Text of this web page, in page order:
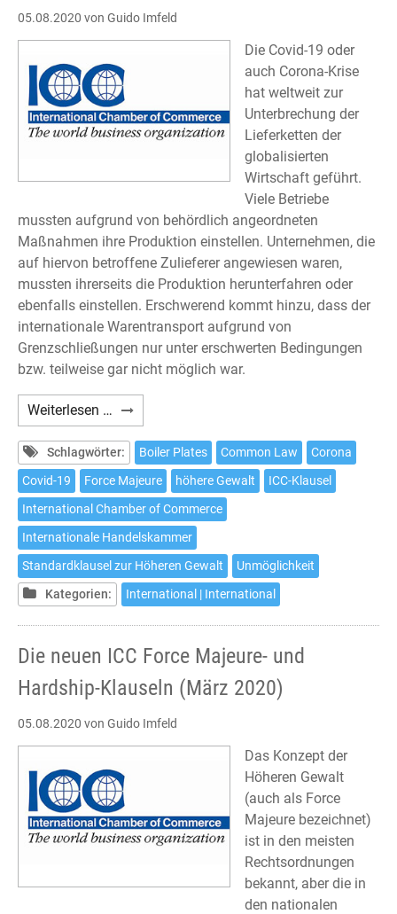
05.08.2020 von Guido Imfeld
Die Covid-19 oder
auch Corona-Krise
hat weltweit zur
Unterbrechung der
Lieferketten der
globalisierten
Wirtschaft geführt.
Viele Betriebe
mussten aufgrund von behördlich angeordneten
Maßnahmen ihre Produktion einstellen. Unternehmen, die
auf hiervon betroffene Zulieferer angewiesen waren,
mussten ihrerseits die Produktion herunterfahren oder
ebenfalls einstellen. Erschwerend kommt hinzu, dass der
internationale Warentransport aufgrund von
Grenzschließungen nur unter erschwerten Bedingungen
bzw. teilweise gar nicht möglich war.
Weiterlesen … Höhere
Gewalt
in
Zeiten
der
Covid-
19-
Pandemie:
ICC-
Standardklausel
(März
Schlagwörter: Boiler Plates Common Law
Corona
Covid-19
Force Majeure höhere Gewalt
ICC-Klausel
International Chamber of Commerce
Internationale Handelskammer
Standardklausel zur Höheren Gewalt
Unmöglichkeit
Kategorien:
International | International
Die neuen ICC Force Majeure- und
Hardship-Klauseln (März 2020)
05.08.2020 von Guido Imfeld
Das Konzept der
Höheren Gewalt
(auch als Force
Majeure bezeichnet)
ist in den meisten
Rechtsordnungen
bekannt, aber die in
den nationalen